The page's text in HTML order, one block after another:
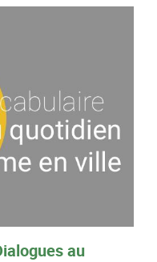
au